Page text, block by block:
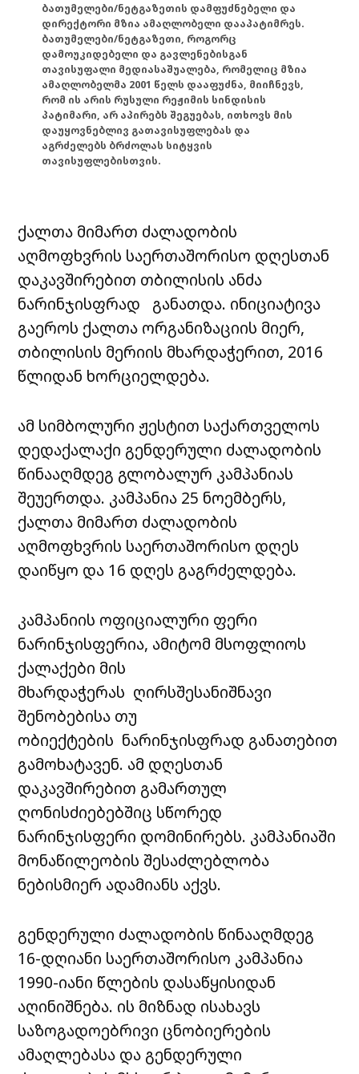
ბათუმელები/ნეტგაზეთის დამფუძნებელი და
დირექტორი მზია ამაღლობელი დააპატიმრეს.
ბათუმელები/ნეტგაზეთი, როგორც
დამოუკიდებელი და გავლენებისგან
თავისუფალი მედიასაშუალება, რომელიც მზია
ამაღლობელმა 2001 წელს დააფუძნა, მიიჩნევს,
რომ ის არის რუსული რეჟიმის სინდისის
პატიმარი, არ აპირებს შეგუებას, ითხოვს მის
დაუყოვნებლივ გათავისუფლებას და
აგრძელებს ბრძოლას სიტყვის
თავისუფლებისთვის.
ქალთა მიმართ ძალადობის
აღმოფხვრის საერთაშორისო დღესთან
დაკავშირებით თბილისის ანძა
ნარინჯისფრად განათდა. ინიციატივა
გაეროს ქალთა ორგანიზაციის მიერ,
თბილისის მერიის მხარდაჭერით, 2016
წლიდან ხორციელდება.
ამ სიმბოლური ჟესტით საქართველოს
დედაქალაქი გენდერული ძალადობის
წინააღმდეგ გლობალურ კამპანიას
შეუერთდა. კამპანია 25 ნოემბერს,
ქალთა მიმართ ძალადობის
აღმოფხვრის საერთაშორისო დღეს
დაიწყო და 16 დღეს გაგრძელდება.
კამპანიის ოფიციალური ფერი
ნარინჯისფერია, ამიტომ მსოფლიოს
ქალაქები მის
მხარდაჭერას ღირსშესანიშნავი
შენობებისა თუ
ობიექტების ნარინჯისფრად განათებით
გამოხატავენ. ამ დღესთან
დაკავშირებით გამართულ
ღონისძიებებშიც სწორედ
ნარინჯისფერი დომინირებს. კამპანიაში
მონაწილეობის შესაძლებლობა
ნებისმიერ ადამიანს აქვს.
გენდერული ძალადობის წინააღმდეგ
16-დღიანი საერთაშორისო კამპანია
1990-იანი წლების დასაწყისიდან
აღინიშნება. ის მიზნად ისახავს
საზოგადოებრივი ცნობიერების
ამაღლებასა და გენდერული